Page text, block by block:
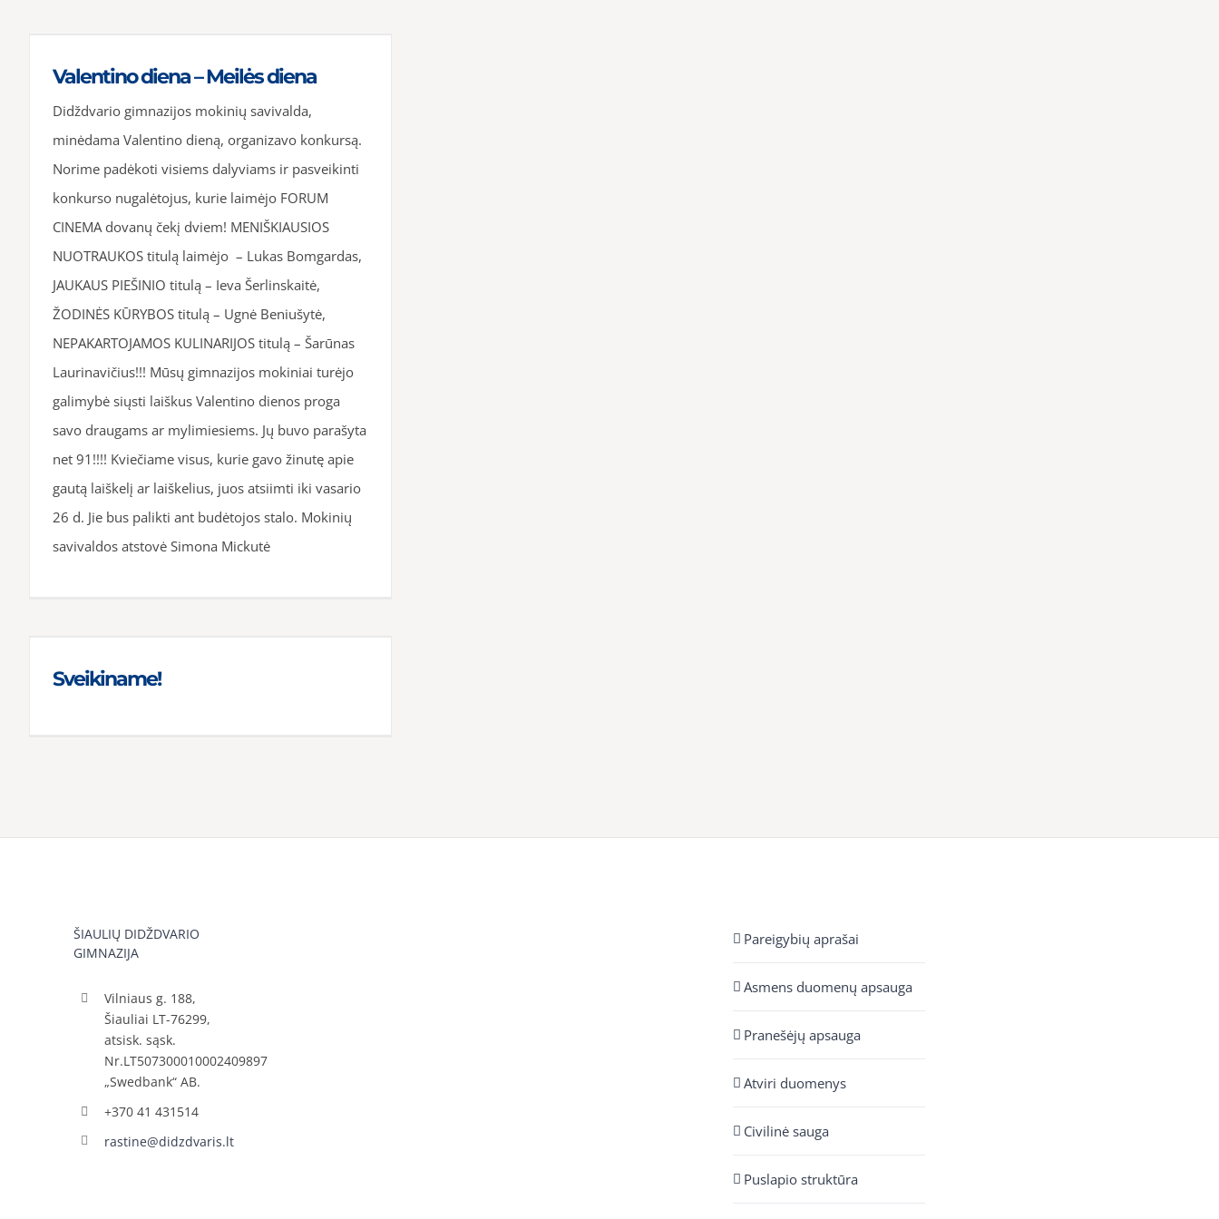
Valentino diena – Meilės diena
Didždvario gimnazijos mokinių savivalda,
minėdama Valentino dieną, organizavo konkursą.
Norime padėkoti visiems dalyviams ir pasveikinti
konkurso nugalėtojus, kurie laimėjo FORUM
CINEMA dovanų čekį dviem! MENIŠKIAUSIOS
NUOTRAUKOS titulą laimėjo – Lukas Bomgardas,
JAUKAUS PIEŠINIO titulą – Ieva Šerlinskaitė,
ŽODINĖS KŪRYBOS titulą – Ugnė Beniušytė,
NEPAKARTOJAMOS KULINARIJOS titulą – Šarūnas
Laurinavičius!!! Mūsų gimnazijos mokiniai turėjo
galimybė siųsti laiškus Valentino dienos proga
savo draugams ar mylimiesiems. Jų buvo parašyta
net 91!!!! Kviečiame visus, kurie gavo žinutę apie
gautą laiškelį ar laiškelius, juos atsiimti iki vasario
26 d. Jie bus palikti ant budėtojos stalo. Mokinių
savivaldos atstovė Simona Mickutė
Sveikiname!
ŠIAULIŲ DIDŽDVARIO
GIMNAZIJA
Vilniaus g. 188,
Šiauliai LT-76299,
atsisk. sąsk.
Nr.LT507300010002409897
„Swedbank“ AB.
+370 41 431514
rastine@didzdvaris.lt
Pareigybių aprašai
Asmens duomenų apsauga
Pranešėjų apsauga
Atviri duomenys
Civilinė sauga
Puslapio struktūra